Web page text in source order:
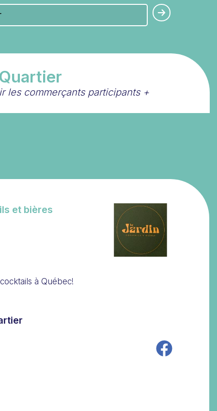
les commerçants participants +
et bières
à Québec!